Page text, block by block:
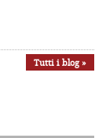
Tutti i blog »